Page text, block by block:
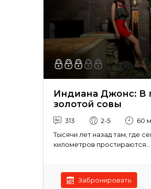
Индиана Джонс: В
золотой совы
313 2-5 60
Тысячи лет назад там, где
километров простираются...
Забронировать